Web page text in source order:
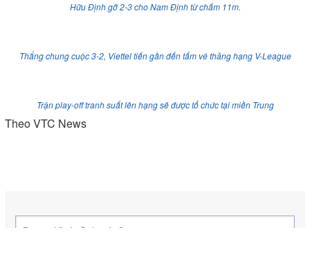
Hữu Định gỡ 2-3 cho Nam Định từ chấm 11m.
Thắng chung cuộc 3-2, Viettel tiến gần đến tấm vé thăng hạng V-League
Trận play-off tranh suất lên hạng sẽ được tổ chức tại miền Trung
Theo VTC News